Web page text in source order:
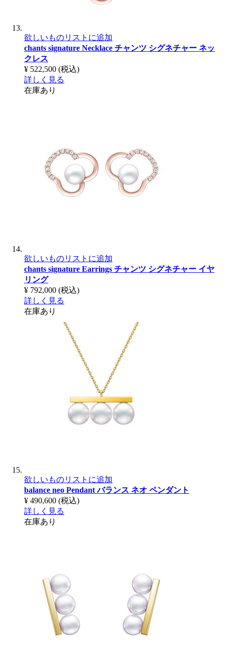
欲しいものリストに追加
chants signature Necklace チャンツ シグネチャー ネッ
クレス
¥ 522,500 (税込)
詳しく見る
在庫あり
欲しいものリストに追加
chants signature Earrings チャンツ シグネチャー イヤ
リング
¥ 792,000 (税込)
詳しく見る
在庫あり
欲しいものリストに追加
balance neo Pendantバランス ネオ ペンダント
¥ 490,600 (税込)
詳しく見る
在庫あり